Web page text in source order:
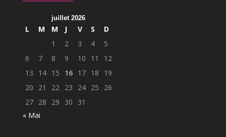
juillet 2026
L M M J V S
D
1
2 3 4
5
6
7 8 9 10 11
12
13
14 15 16 17 18
19
20
21 22 23 24 25
26
27 28 29 30
31
« Mai